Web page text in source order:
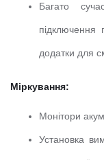
Багато
підключення
додатки для
Міркування:
Монітори
Установка